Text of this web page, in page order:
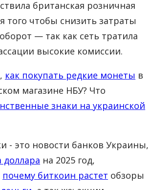
британская розничная
того чтобы снизить затраты
— так как сеть тратила
высокие комиссии.
как покупать редкие монеты в
магазине НБУ? Что
знаки на украинской
- это новости банков Украины,
доллара на 2025 год,
почему биткоин растет обзоры